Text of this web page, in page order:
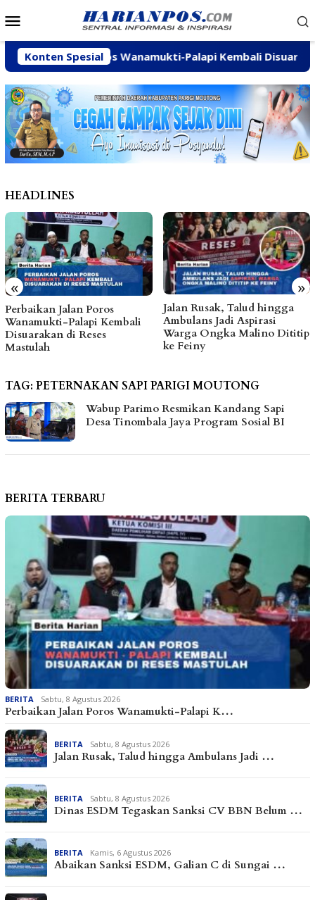
ke
Mobile
Konten Spesial
Jalan Poros Wanamukti-Palapi Kembali Disuarakan di
HEADLINES
« »
Jalan Rusak, Talud hingga
Ambulans Jadi Aspirasi
Warga Ongka Malino Dititip
Dinas ESDM
Sanksi CV BBN
Dicabut, Masih
TAG: PETERNAKAN SAPI PARIGI MOUTONG
Wabup Parimo Resmikan Kandang Sapi
Desa Tinombala Jaya Program Sosial BI
BERITA TERBARU
BERITA Sabtu, 8 Agustus 2026
Perbaikan Jalan Poros Wanamukti-Palapi K…
BERITA Sabtu, 8 Agustus 2026
Jalan Rusak, Talud hingga Ambulans Jadi …
BERITA Sabtu, 8 Agustus 2026
Dinas ESDM Tegaskan Sanksi CV BBN Belum …
BERITA Kamis, 6 Agustus 2026
Abaikan Sanksi ESDM, Galian C di Sungai …